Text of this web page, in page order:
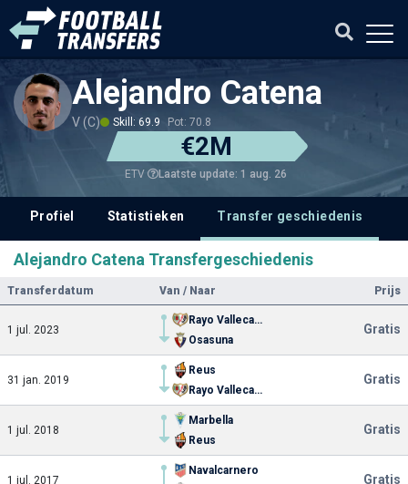
Alejandro Catena
V (C) Skill: 69.9 Pot: 70.8
€2M
ETV Laatste update: 1 aug. 26
Profiel Statistieken Transfer geschiedenis
Alejandro Catena Transfergeschiedenis
Transferdatum Van / Naar Prijs
1 jul. 2023
Rayo Vallecano
Osasuna
Gratis
31 jan. 2019
Reus
Rayo Vallecano
Gratis
1 jul. 2018
Marbella
Reus
Gratis
1 jul. 2017
Navalcarnero
Gratis